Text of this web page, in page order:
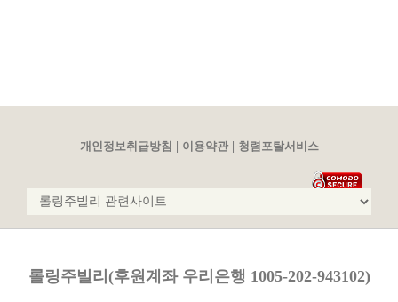
개인정보취급방침 이용약관| 청렴포탈서비스
롤링주빌리(후원계좌 우리은행 1005-202-943102)